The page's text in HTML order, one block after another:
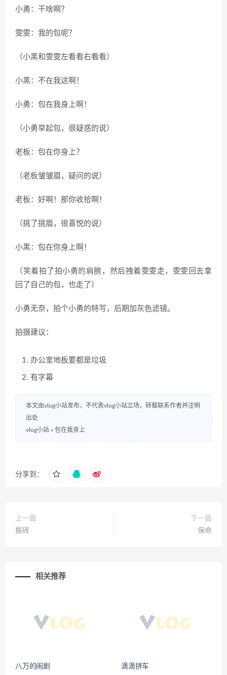
小勇：干啥啊？
雯雯：我的包呢？
（小黑和雯雯左看看右看看）
小黑：不在我这啊！
小勇：包在我身上啊！
（小勇举起包，很疑惑的说）
老板：包在你身上？
（老板皱皱眉，疑问的说）
老板：好啊！那你收拾啊！
（挑了挑眉，很喜悦的说）
小黑：包在你身上啊！
（笑着拍了拍小勇的肩膀，然后拽着雯雯走，雯雯回去拿
回了自己的包，也走了）
小勇无奈，拍个小勇的特写，后期加灰色滤镜。
拍摄建议：
办公室地板要都是垃圾
有字幕
本文由vlog小站发布，不代表vlog小站立场，转载联系作者并注明
出处
vlog小站 » 包在我身上
分享到：
上一篇
搬砖
下一篇
保命
相关推荐
八万的闹剧 滴滴拼车